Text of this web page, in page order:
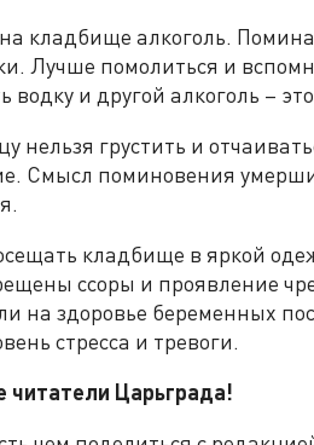
кладбище алкоголь.
Лучше помолиться и
водку и другой алкоголь –
нельзя грустить и
Смысл поминовения
кладбище в яркой
ссоры и проявление
на здоровье беременных
стресса и тревоги.
читатели Царьграда!